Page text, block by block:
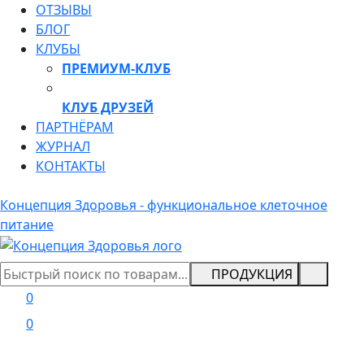
ОТЗЫВЫ
БЛОГ
КЛУБЫ
ПРЕМИУМ-КЛУБ
КЛУБ ДРУЗЕЙ
ПАРТНЁРАМ
ЖУРНАЛ
КОНТАКТЫ
Концепция Здоровья - функциональное клеточное
питание
ПРОДУКЦИЯ
0
0